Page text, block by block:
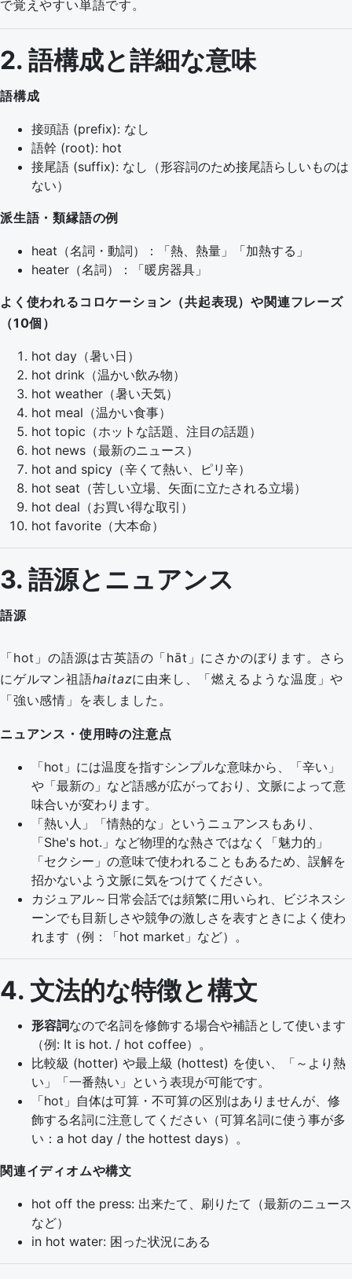
で覚えやすい単語です。
2. 語構成と詳細な意味
語構成
接頭語 (prefix): なし
語幹 (root): hot
接尾語 (suffix): なし（形容詞のため接尾語らしいものは
ない）
派生語・類縁語の例
heat（名詞・動詞）：「熱、熱量」「加熱する」
heater（名詞）：「暖房器具」
よく使われるコロケーション（共起表現）や関連フレーズ
（10個）
hot day（暑い日）
hot drink（温かい飲み物）
hot weather（暑い天気）
hot meal（温かい食事）
hot topic（ホットな話題、注目の話題）
hot news（最新のニュース）
hot and spicy（辛くて熱い、ピリ辛）
hot seat（苦しい立場、矢面に立たされる立場）
hot deal（お買い得な取引）
hot favorite（大本命）
3. 語源とニュアンス
語源
「hot」の語源は古英語の「hāt」にさかのぼります。さら
にゲルマン祖語haitazに由来し、「燃えるような温度」や
「強い感情」を表しました。
ニュアンス・使用時の注意点
「hot」には温度を指すシンプルな意味から、「辛い」
や「最新の」など語感が広がっており、文脈によって意
味合いが変わります。
「熱い人」「情熱的な」というニュアンスもあり、
「She's hot.」など物理的な熱さではなく「魅力的」
「セクシー」の意味で使われることもあるため、誤解を
招かないよう文脈に気をつけてください。
カジュアル～日常会話では頻繁に用いられ、ビジネスシ
ーンでも目新しさや競争の激しさを表すときによく使わ
れます（例：「hot market」など）。
4. 文法的な特徴と構文
形容詞なので名詞を修飾する場合や補語として使います
（例: It is hot. / hot coffee）。
比較級 (hotter) や最上級 (hottest) を使い、「～より熱
い」「一番熱い」という表現が可能です。
「hot」自体は可算・不可算の区別はありませんが、修
飾する名詞に注意してください（可算名詞に使う事が多
い：a hot day / the hottest days）。
関連イディオムや構文
hot off the press: 出来たて、刷りたて（最新のニュース
など）
in hot water: 困った状況にある